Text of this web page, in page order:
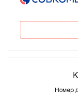
Номер